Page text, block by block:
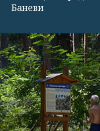
Баневи